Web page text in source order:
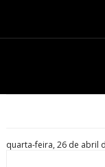
quarta-feira, 26 de abril